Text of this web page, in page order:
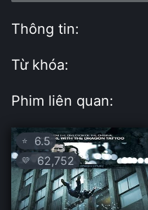
Thông tin:
Từ khóa:
Phim liên quan:
⭐ 6.5
💛 62,752